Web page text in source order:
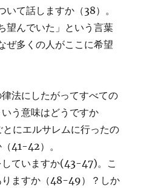
て話しますか（38）。
望んでいた」という言葉
ぜ多くの人がここに希望
法にしたがってすべての
う意味はどうですか
にエルサレムに行ったの
41-42）。
ていますか(43-47)。こ
りますか（48-49）？しか